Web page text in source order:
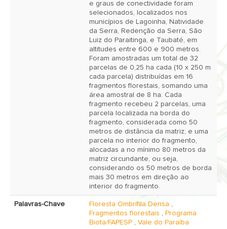
e graus de conectividade foram
selecionados, localizados nos
municípios de Lagoinha, Natividade
da Serra, Redenção da Serra, São
Luiz do Paraitinga, e Taubaté, em
altitudes entre 600 e 900 metros.
Foram amostradas um total de 32
parcelas de 0,25 ha cada (10 x 250 m
cada parcela) distribuídas em 16
fragmentos ﬂorestais, somando uma
área amostral de 8 ha. Cada
fragmento recebeu 2 parcelas, uma
parcela localizada na borda do
fragmento, considerada como 50
metros de distância da matriz; e uma
parcela no interior do fragmento,
alocadas a no mínimo 80 metros da
matriz circundante, ou seja,
considerando os 50 metros de borda
mais 30 metros em direção ao
interior do fragmento.
Palavras-Chave Floresta Ombrífila Densa ,
Fragmentos florestais , Programa
Biota/FAPESP , Vale do Paraíba